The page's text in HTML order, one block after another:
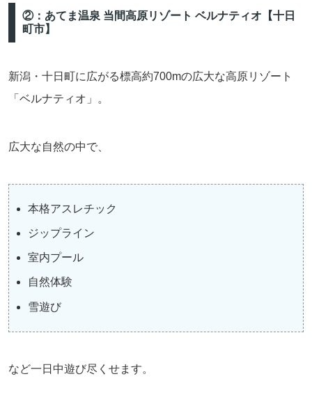
②：あてま温泉 当間高原リゾート ベルナティオ【十日
町市】
新潟・十日町に広がる標高約700mの広大な高原リゾート
「ベルナティオ」。
広大な自然の中で、
本格アスレチック
ジップライン
室内プール
自然体験
雪遊び
など一日中遊び尽くせます。